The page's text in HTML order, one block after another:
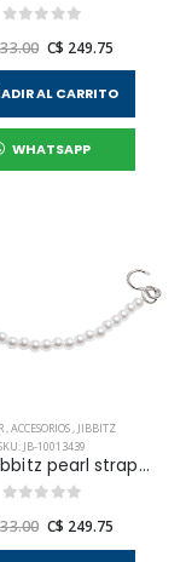
C$ 249.75
AL CARRITO
WHATSAPP
,ACCESORIOS, JIBBITZ
JB-10013439
crocs - jibbitz pearl strap chain unisex
C$ 249.75